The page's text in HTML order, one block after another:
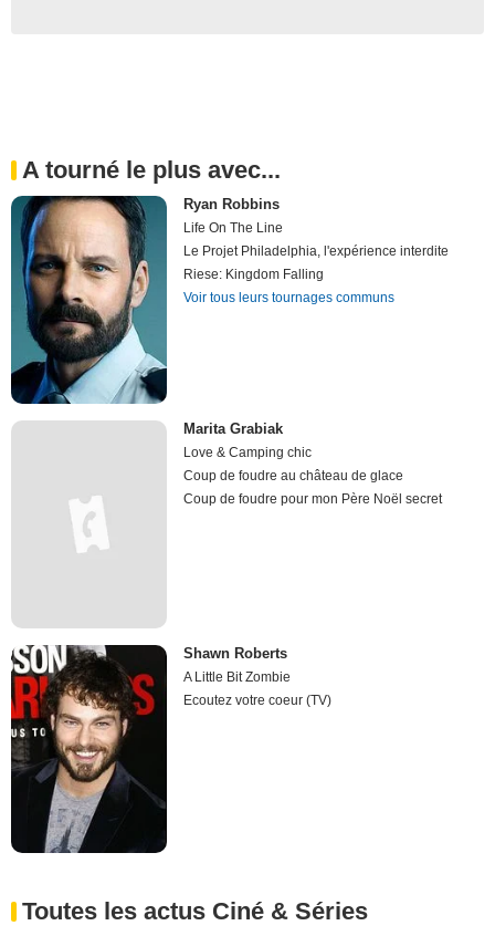
A tourné le plus avec...
Ryan Robbins
Life On The Line
Le Projet Philadelphia, l'expérience interdite
Riese: Kingdom Falling
Voir tous leurs tournages communs
Marita Grabiak
Love & Camping chic
Coup de foudre au château de glace
Coup de foudre pour mon Père Noël secret
Shawn Roberts
A Little Bit Zombie
Ecoutez votre coeur (TV)
Toutes les actus Ciné & Séries